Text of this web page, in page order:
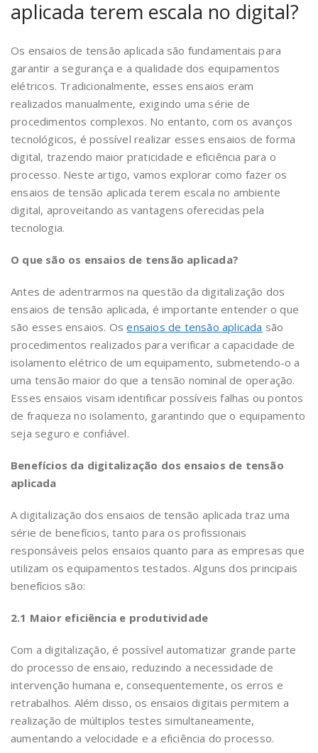
aplicada terem escala no digital?
Os ensaios de tensão aplicada são fundamentais para
garantir a segurança e a qualidade dos equipamentos
elétricos. Tradicionalmente, esses ensaios eram
realizados manualmente, exigindo uma série de
procedimentos complexos. No entanto, com os avanços
tecnológicos, é possível realizar esses ensaios de forma
digital, trazendo maior praticidade e eficiência para o
processo. Neste artigo, vamos explorar como fazer os
ensaios de tensão aplicada terem escala no ambiente
digital, aproveitando as vantagens oferecidas pela
tecnologia.
O que são os ensaios de tensão aplicada?
Antes de adentrarmos na questão da digitalização dos
ensaios de tensão aplicada, é importante entender o que
são esses ensaios. Osensaios de tensão aplicada são
procedimentos realizados para verificar a capacidade de
isolamento elétrico de um equipamento, submetendo-o a
uma tensão maior do que a tensão nominal de operação.
Esses ensaios visam identificar possíveis falhas ou pontos
de fraqueza no isolamento, garantindo que o equipamento
seja seguro e confiável.
Benefícios da digitalização dos ensaios de tensão
aplicada
A digitalização dos ensaios de tensão aplicada traz uma
série de benefícios, tanto para os profissionais
responsáveis pelos ensaios quanto para as empresas que
utilizam os equipamentos testados. Alguns dos principais
benefícios são:
2.1 Maior eficiência e produtividade
Com a digitalização, é possível automatizar grande parte
do processo de ensaio, reduzindo a necessidade de
intervenção humana e, consequentemente, os erros e
retrabalhos. Além disso, os ensaios digitais permitem a
realização de múltiplos testes simultaneamente,
aumentando a velocidade e a eficiência do processo.